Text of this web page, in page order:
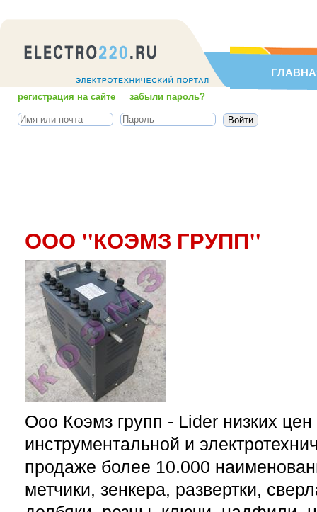
регистрация на сайте забыли пароль?
ООО "КОЭМЗ ГРУПП"
Ооо Коэмз групп - Lider низких
инструментальной и
продаже более 10.000
метчики, зенкера, развертки,